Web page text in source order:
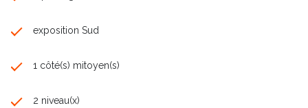
exposition Sud
1 côté(s) mitoyen(s)
2 niveau(x)